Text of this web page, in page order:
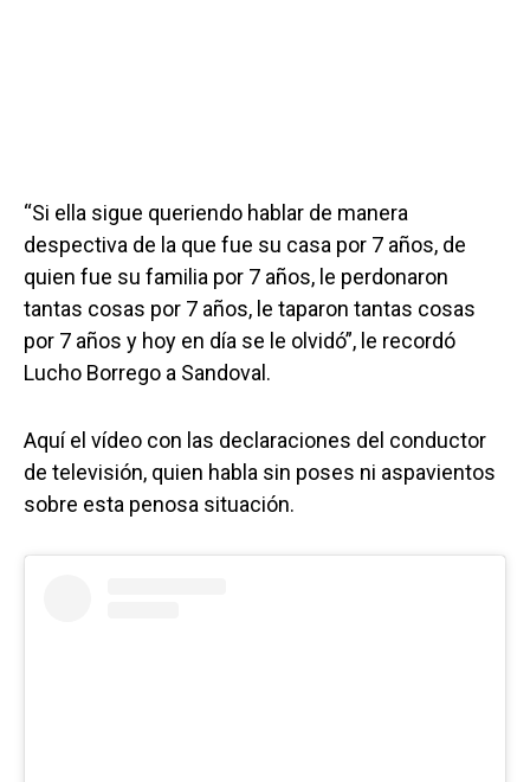
“Si ella sigue queriendo hablar de manera
despectiva de la que fue su casa por 7 años, de
quien fue su familia por 7 años, le perdonaron
tantas cosas por 7 años, le taparon tantas cosas
por 7 años y hoy en día se le olvidó”, le recordó
Lucho Borrego a Sandoval.
Aquí el vídeo con las declaraciones del conductor
de televisión, quien habla sin poses ni aspavientos
sobre esta penosa situación.